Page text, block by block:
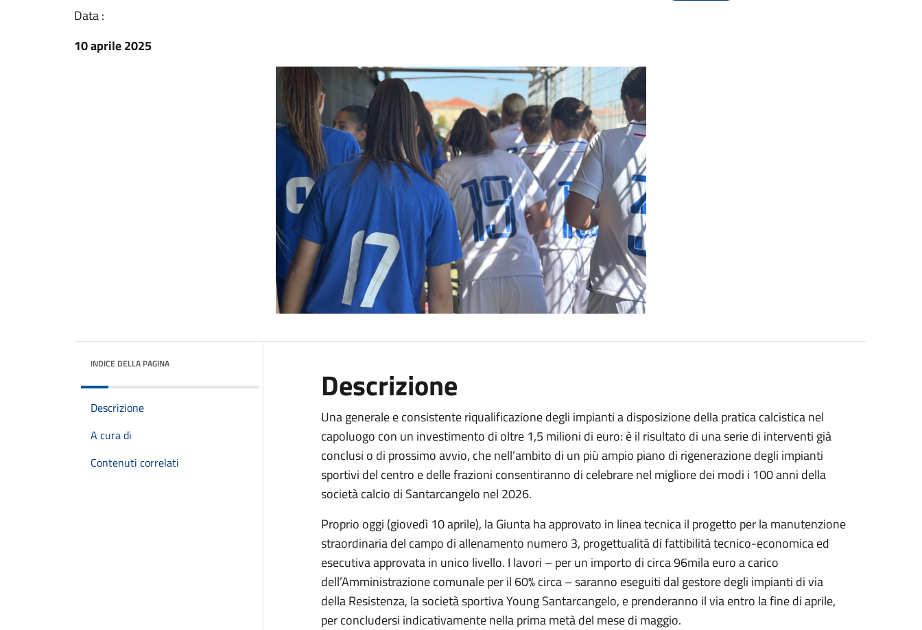
Data :
10 aprile 2025
INDICE DELLA PAGINA
Descrizione
A cura di
Contenuti correlati
Descrizione
Una generale e consistente riqualificazione degli impianti a disposizione della pratica calcistica nel
capoluogo con un investimento di oltre 1,5 milioni di euro: è il risultato di una serie di interventi già
conclusi o di prossimo avvio, che nell’ambito di un più ampio piano di rigenerazione degli impianti
sportivi del centro e delle frazioni consentiranno di celebrare nel migliore dei modi i 100 anni della
società calcio di Santarcangelo nel 2026.
Proprio oggi (giovedì 10 aprile), la Giunta ha approvato in linea tecnica il progetto per la manutenzione
straordinaria del campo di allenamento numero 3, progettualità di fattibilità tecnico-economica ed
esecutiva approvata in unico livello. I lavori – per un importo di circa 96mila euro a carico
dell’Amministrazione comunale per il 60% circa – saranno eseguiti dal gestore degli impianti di via
della Resistenza, la società sportiva Young Santarcangelo, e prenderanno il via entro la fine di aprile,
per concludersi indicativamente nella prima metà del mese di maggio.